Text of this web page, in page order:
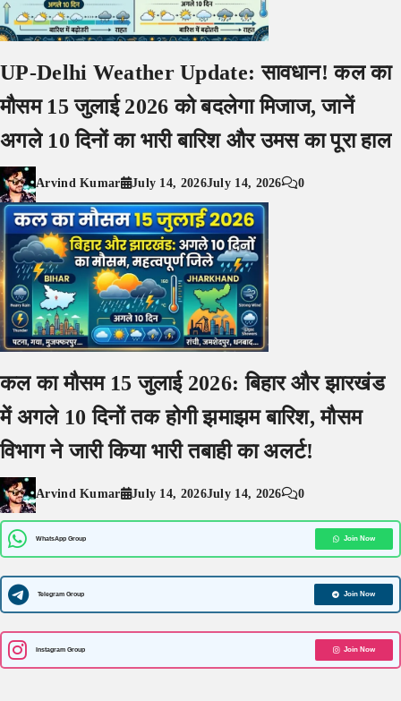
UP-Delhi Weather Update: सावधान! कल का
मौसम 15 जुलाई 2026 को बदलेगा मिजाज, जानें
अगले 10 दिनों का भारी बारिश और उमस का पूरा हाल
Arvind Kumar July 14, 2026July 14, 2026 0
कल का मौसम 15 जुलाई 2026: बिहार और झारखंड
में अगले 10 दिनों तक होगी झमाझम बारिश, मौसम
विभाग ने जारी किया भारी तबाही का अलर्ट!
Arvind Kumar July 14, 2026July 14, 2026 0
WhatsApp Group Join Now
Telegram Group Join Now
Instagram Group Join Now